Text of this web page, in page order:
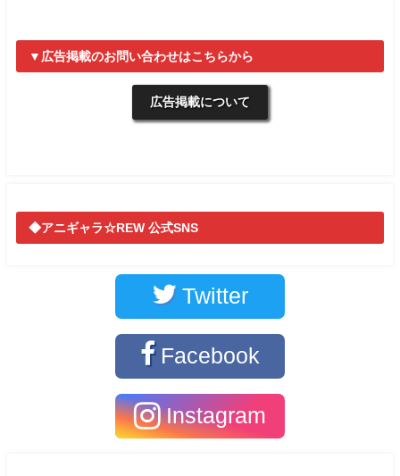
▼広告掲載のお問い合わせはこちらから
広告掲載について
◆アニギャラ☆REW 公式SNS
Twitter
Facebook
Instagram